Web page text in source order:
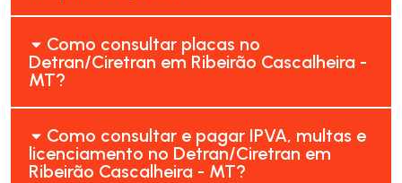
Como consultar placas no
Detran/Ciretran em Ribeirão Cascalheira -
MT?
Como consultar e pagar IPVA, multas e
licenciamento no Detran/Ciretran em
Ribeirão Cascalheira - MT?